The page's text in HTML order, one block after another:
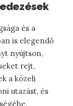
és a
is elegendő
nyújtson,
rejt,
a közeli
utazást, és